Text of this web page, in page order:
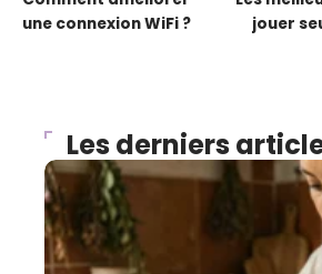
une connexion WiFi ?
jouer
Les derniers